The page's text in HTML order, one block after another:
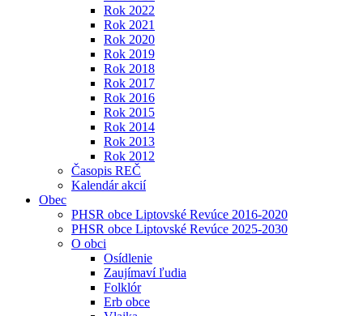
Rok 2022
Rok 2021
Rok 2020
Rok 2019
Rok 2018
Rok 2017
Rok 2016
Rok 2015
Rok 2014
Rok 2013
Rok 2012
Časopis REČ
Kalendár akcií
Obec
PHSR obce Liptovské Revúce 2016-2020
PHSR obce Liptovské Revúce 2025-2030
O obci
Osídlenie
Zaujímaví ľudia
Folklór
Erb obce